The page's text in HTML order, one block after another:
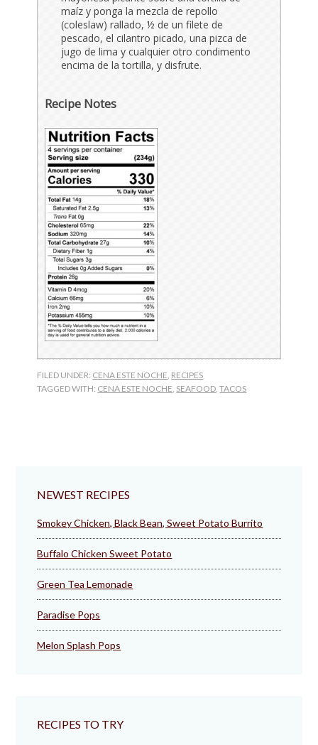
maíz y ponga la mezcla de repollo
(coleslaw) rallado, ½ de un filete de
pescado, el cilantro picado, una pizca de
jugo de lima y cualquier otro condimento
encima de la tortilla, y disfrute.
Recipe Notes
FILED UNDER: CENA ESTE NOCHE RECIPES
TAGGED WITH: CENA ESTE NOCHE SEAFOOD ,TACOS
NEWEST RECIPES
Smokey Chicken, Black Bean, Sweet Potato Burrito
Buffalo Chicken Sweet Potato
Green Tea Lemonade
Paradise Pops
Melon Splash Pops
RECIPES TO TRY